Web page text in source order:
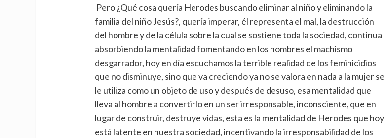
Pero ¿Qué cosa quería Herodes buscando eliminar al niño y eliminando la
familia del niño Jesús?, quería imperar, él representa el mal, la destrucción
del hombre y de la célula sobre la cual se sostiene toda la sociedad, continua
absorbiendo la mentalidad fomentando en los hombres el machismo
desgarrador, hoy en día escuchamos la terrible realidad de los feminicidios
que no disminuye, sino que va creciendo ya no se valora en nada a la mujer se
le utiliza como un objeto de uso y después de desuso, esa mentalidad que
lleva al hombre a convertirlo en un ser irresponsable, inconsciente, que en
lugar de construir, destruye vidas, esta es la mentalidad de Herodes que hoy
está latente en nuestra sociedad, incentivando la irresponsabilidad de los